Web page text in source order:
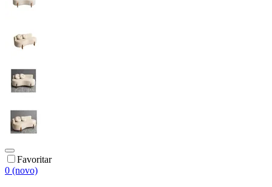
Favoritar
0 (novo)